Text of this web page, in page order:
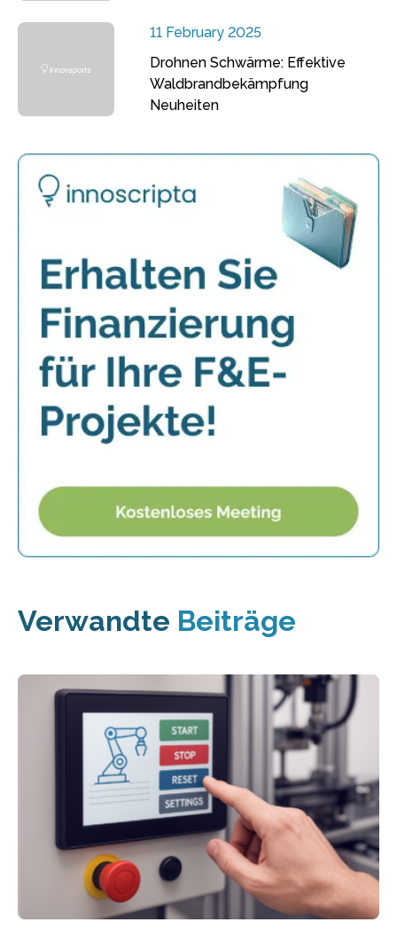
11 February 2025
Drohnen Schwärme: Effektive
Waldbrandbekämpfung
Neuheiten
Verwandte Beiträge